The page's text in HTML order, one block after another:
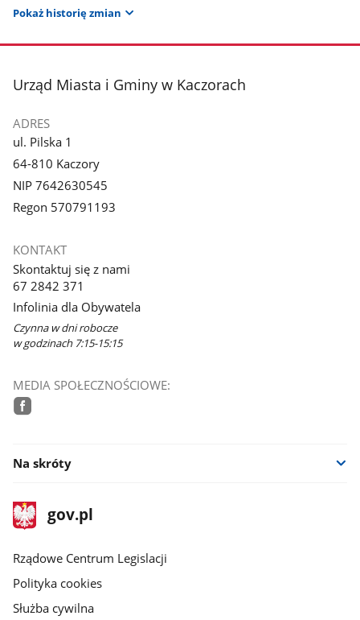
Pokaż historię zmian
stopka
Urząd Miasta i Gminy w Kaczorach
ADRES
ul. Pilska 1
64-810 Kaczory
NIP 7642630545
Regon 570791193
KONTAKT
Skontaktuj się z nami
67 2842 371
Infolinia dla Obywatela
Czynna w dni robocze
w godzinach 7:15-15:15
MEDIA SPOŁECZNOŚCIOWE:
Na skróty
stopka
gov.plStrona
gov.pl
Rządowe Centrum Legislacji
Polityka cookies
Służba cywilna